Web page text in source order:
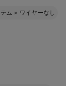
ム × ワイヤーなし